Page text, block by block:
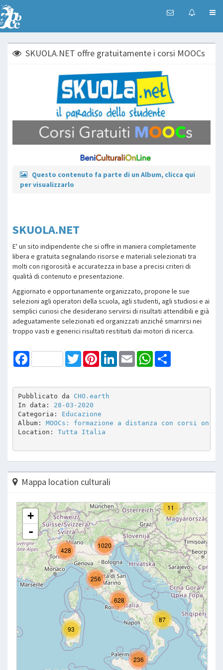
SKUOLA.NET offre gratuitamente i corsi MOOCs
Questo contenuto fa parte di un Album, clicca qui
per visualizzarlo
SKUOLA.NET
E' un sito indipendente che si offre in maniera completamente
libera e gratuita segnalando risorse e materiali selezionati tra
molti con rigorosità e accuratezza in base a precisi criteri di
qualità di contenuto e presentazione.
Aggiornato e opportunamente organizzato, propone le sue
selezioni agli operatori della scuola, agli studenti, agli studiosi e ai
semplici curiosi che desiderano servirsi di risultati attendibili e già
adeguatamente selezionati ed organizzati anziché smarrirsi nei
troppo vasti e generici risultati restituiti dai motori di ricerca.
Facebook TwitterPinterestLinkedInEmail WhatsApp
Pubblicato da CHO.earth
In data: 28-03-2020
Categoria: Educazione
Album: MOOCs: formazione a distanza con corsi
Location: Tutta Italia
Mappa location culturali